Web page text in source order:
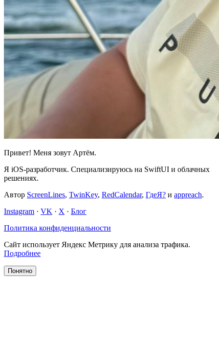
Привет! Меня зовут Артём.
Я iOS-разработчик. Специализируюсь на SwiftUI и облачных
решениях.
Автор ScreenLines, TwinKey, RedCalendar, ГдеЯ? и appreach.
Instagram · VK · X · Блог
Политика конфиденциальности
Сайт использует Яндекс Метрику для анализа трафика.
Подробнее
Понятно